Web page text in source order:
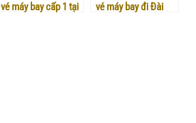
vé máy bay cấp 1 tại
vé máy bay đi Đài